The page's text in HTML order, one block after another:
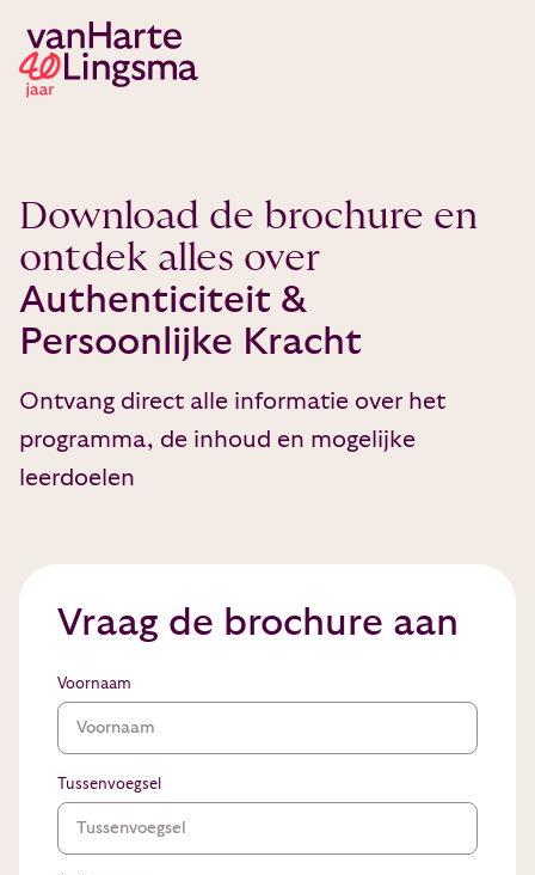
Download de brochure en
ontdek alles over
Authenticiteit &
Persoonlijke Kracht
Ontvang direct alle informatie over het
programma, de inhoud en mogelijke
leerdoelen
Vraag de brochure aan
Voornaam
Tussenvoegsel